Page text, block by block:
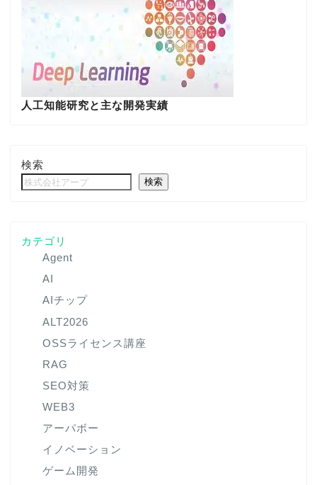
人工知能研究と主な開発実績
検索
検索
カテゴリ
Agent
AI
AIチップ
ALT2026
OSSライセンス講座
RAG
SEO対策
WEB3
アーパボー
イノベーション
ゲーム開発